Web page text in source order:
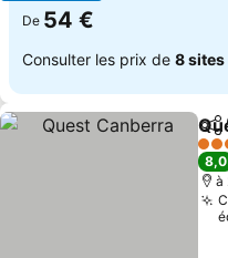
De 54 €
Consulter les prix de 8 sites
4
8,0
à